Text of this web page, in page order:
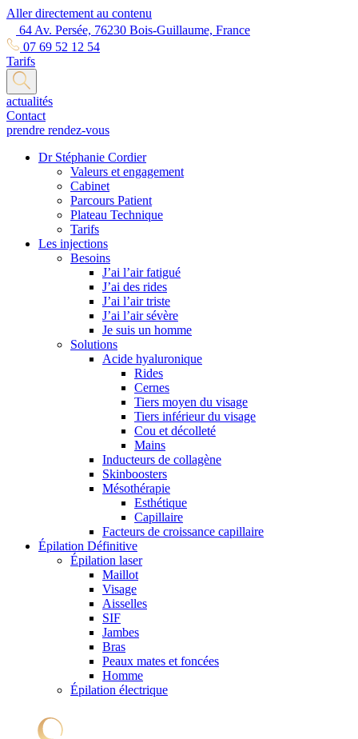
Aller directement au contenu
64 Av. Persée, 76230 Bois-Guillaume, France
07 69 52 12 54
Tarifs
actualités
Contact
prendre rendez-vous
Dr Stéphanie Cordier
Valeurs et engagement
Cabinet
Parcours Patient
Plateau Technique
Tarifs
Les injections
Besoins
J’ai l’air fatigué
J’ai des rides
J’ai l’air triste
J’ai l’air sévère
Je suis un homme
Solutions
Acide hyaluronique
Rides
Cernes
Tiers moyen du visage
Tiers inférieur du visage
Cou et décolleté
Mains
Inducteurs de collagène
Skinboosters
Mésothérapie
Esthétique
Capillaire
Facteurs de croissance capillaire
Épilation Définitive
Épilation laser
Maillot
Visage
Aisselles
SIF
Jambes
Bras
Peaux mates et foncées
Homme
Épilation électrique